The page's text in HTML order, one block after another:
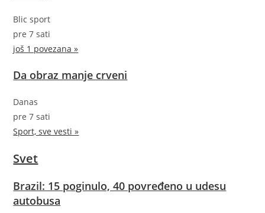
Blic sport
pre 7 sati
još 1 povezana »
Da obraz manje crveni
Danas
pre 7 sati
Sport, sve vesti »
Svet
Brazil: 15 poginulo, 40 povređeno u udesu
autobusa